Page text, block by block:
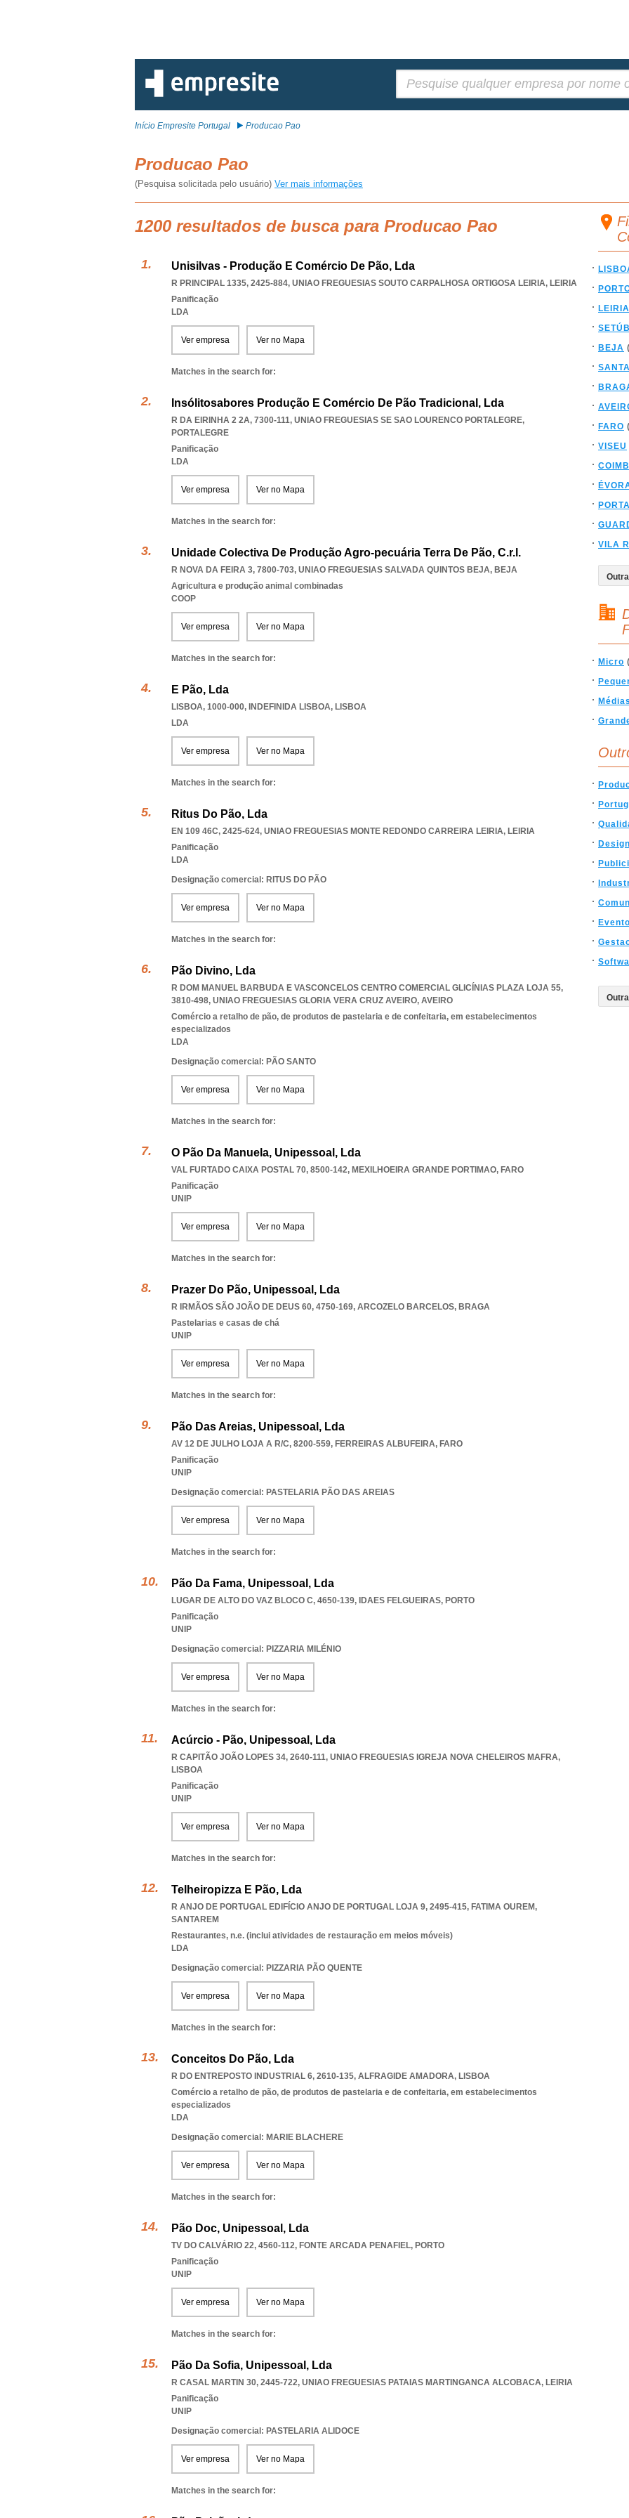
Início Empresite Portugal Producao Pao
Producao Pao
(Pesquisa solicitada pelo usuário) Ver mais informações
1200 resultados de busca para Producao Pao
Unisilvas - Produção E Comércio De Pão, Lda
R PRINCIPAL 1335, 2425-884, UNIAO FREGUESIAS SOUTO CARPALHOSA ORTIGOSA LEIRIA, LEIRIA
Panificação
LDA
Ver empresa Ver no Mapa
Matches in the search for:
Insólitosabores Produção E Comércio De Pão Tradicional, Lda
R DA EIRINHA 2 2A, 7300-111, UNIAO FREGUESIAS SE SAO LOURENCO PORTALEGRE,
PORTALEGRE
Panificação
LDA
Ver empresa Ver no Mapa
Matches in the search for:
Unidade Colectiva De Produção Agro-pecuária Terra De Pão, C.r.l.
R NOVA DA FEIRA 3, 7800-703, UNIAO FREGUESIAS SALVADA QUINTOS BEJA, BEJA
Agricultura e produção animal combinadas
COOP
Ver empresa Ver no Mapa
Matches in the search for:
E Pão, Lda
LISBOA, 1000-000, INDEFINIDA LISBOA, LISBOA
LDA
Ver empresa Ver no Mapa
Matches in the search for:
Ritus Do Pão, Lda
EN 109 46C, 2425-624, UNIAO FREGUESIAS MONTE REDONDO CARREIRA LEIRIA, LEIRIA
Panificação
LDA
Designação comercial: RITUS DO PÃO
Ver empresa Ver no Mapa
Matches in the search for:
Pão Divino, Lda
R DOM MANUEL BARBUDA E VASCONCELOS CENTRO COMERCIAL GLICÍNIAS PLAZA LOJA 55,
3810-498, UNIAO FREGUESIAS GLORIA VERA CRUZ AVEIRO, AVEIRO
Comércio a retalho de pão, de produtos de pastelaria e de confeitaria, em estabelecimentos
especializados
LDA
Designação comercial: PÃO SANTO
Ver empresa Ver no Mapa
Matches in the search for:
O Pão Da Manuela, Unipessoal, Lda
VAL FURTADO CAIXA POSTAL 70, 8500-142, MEXILHOEIRA GRANDE PORTIMAO, FARO
Panificação
UNIP
Ver empresa Ver no Mapa
Matches in the search for:
Prazer Do Pão, Unipessoal, Lda
R IRMÃOS SÃO JOÃO DE DEUS 60, 4750-169, ARCOZELO BARCELOS, BRAGA
Pastelarias e casas de chá
UNIP
Ver empresa Ver no Mapa
Matches in the search for:
Pão Das Areias, Unipessoal, Lda
AV 12 DE JULHO LOJA A R/C, 8200-559, FERREIRAS ALBUFEIRA, FARO
Panificação
UNIP
Designação comercial: PASTELARIA PÃO DAS AREIAS
Ver empresa Ver no Mapa
Matches in the search for:
Pão Da Fama, Unipessoal, Lda
LUGAR DE ALTO DO VAZ BLOCO C, 4650-139, IDAES FELGUEIRAS, PORTO
Panificação
UNIP
Designação comercial: PIZZARIA MILÉNIO
Ver empresa Ver no Mapa
Matches in the search for:
Acúrcio - Pão, Unipessoal, Lda
R CAPITÃO JOÃO LOPES 34, 2640-111, UNIAO FREGUESIAS IGREJA NOVA CHELEIROS MAFRA,
LISBOA
Panificação
UNIP
Ver empresa Ver no Mapa
Matches in the search for:
Telheiropizza E Pão, Lda
R ANJO DE PORTUGAL EDIFÍCIO ANJO DE PORTUGAL LOJA 9, 2495-415, FATIMA OUREM,
SANTAREM
Restaurantes, n.e. (inclui atividades de restauração em meios móveis)
LDA
Designação comercial: PIZZARIA PÃO QUENTE
Ver empresa Ver no Mapa
Matches in the search for:
Conceitos Do Pão, Lda
R DO ENTREPOSTO INDUSTRIAL 6, 2610-135, ALFRAGIDE AMADORA, LISBOA
Comércio a retalho de pão, de produtos de pastelaria e de confeitaria, em estabelecimentos
especializados
LDA
Designação comercial: MARIE BLACHERE
Ver empresa Ver no Mapa
Matches in the search for:
Pão Doc, Unipessoal, Lda
TV DO CALVÁRIO 22, 4560-112, FONTE ARCADA PENAFIEL, PORTO
Panificação
UNIP
Ver empresa Ver no Mapa
Matches in the search for:
Pão Da Sofia, Unipessoal, Lda
R CASAL MARTIN 30, 2445-722, UNIAO FREGUESIAS PATAIAS MARTINGANCA ALCOBACA, LEIRIA
Panificação
UNIP
Designação comercial: PASTELARIA ALIDOCE
Ver empresa Ver no Mapa
Matches in the search for:
LEIRIA
BEJA
FARO
VISEU
VILA
Micro